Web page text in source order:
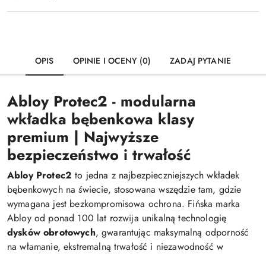
OPIS OPINIE I OCENY (0) ZADAJ PYTANIE
Abloy Protec2 - modularna
wkładka bębenkowa klasy
premium | Najwyższe
bezpieczeństwo i trwałość
Abloy Protec2 to jedna z najbezpieczniejszych wkładek
bębenkowych na świecie, stosowana wszędzie tam, gdzie
wymagana jest bezkompromisowa ochrona. Fińska marka
Abloy od ponad 100 lat rozwija unikalną technologię
dysków obrotowych, gwarantując maksymalną odporność
na włamanie, ekstremalną trwałość i niezawodność w